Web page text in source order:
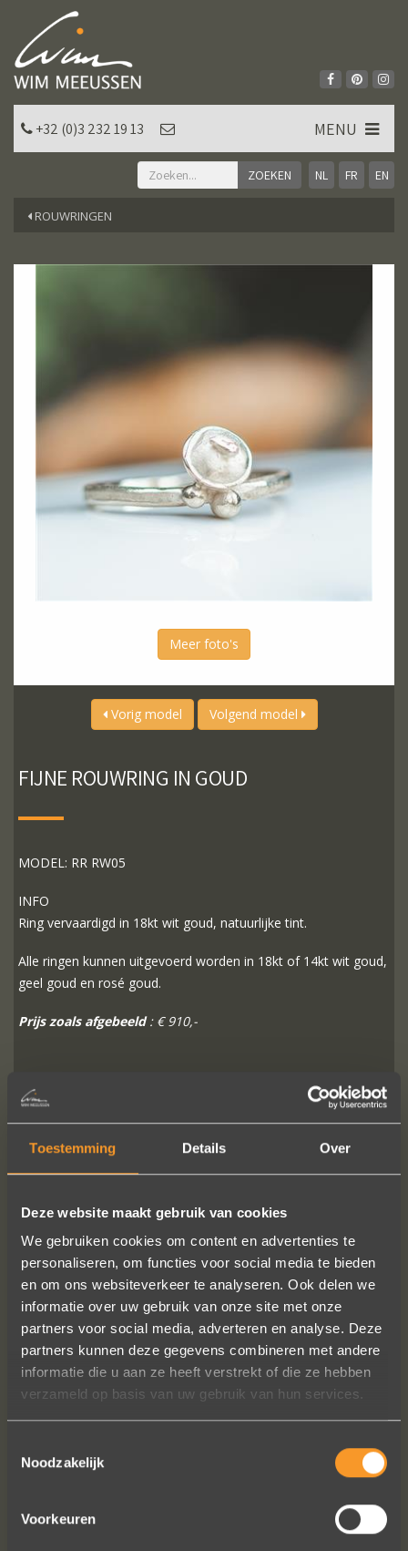
Toestemming Details Over
Deze website maakt gebruik van cookies
We gebruiken cookies om content en advertenties te
personaliseren, om functies voor social media te bieden
en om ons websiteverkeer te analyseren. Ook delen we
informatie over uw gebruik van onze site met onze
partners voor social media, adverteren en analyse. Deze
partners kunnen deze gegevens combineren met andere
informatie die u aan ze heeft verstrekt of die ze hebben
verzameld op basis van uw gebruik van hun services.
Noodzakelijk
Voorkeuren
NL FR EN
+32 (0)3 232 19 13 MENU
ROUWRINGEN
Meer foto's
Vorig model Volgend model
FIJNE ROUWRING IN GOUD
MODEL: RR RW05
INFO
Ring vervaardigd in 18kt wit goud, natuurlijke tint.
Alle ringen kunnen uitgevoerd worden in 18kt of 14kt wit goud,
geel goud en rosé goud.
Prijs zoals afgebeeld: € 910,-
MEER INFO
VOLG ONS OP SOCIALE MEDIA
Sieraden online besteld: de ring is
subliem! Zoals altijd! Het maakt mijn
prachtige juweeltje, en ook voor jullie